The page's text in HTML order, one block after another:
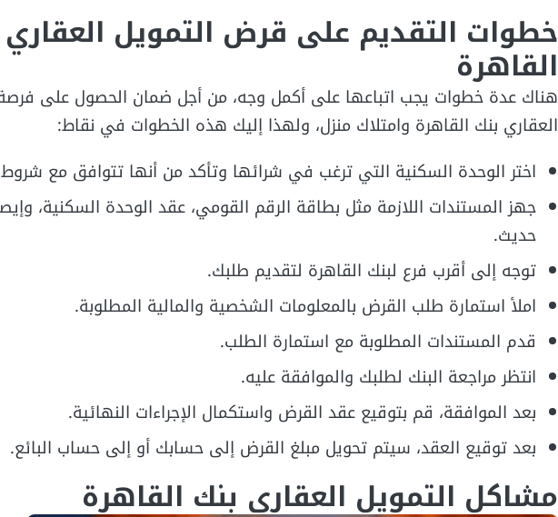
خطوات التقديم على قرض التمويل
القاهرة
هناك عدة خطوات يجب اتباعها على أكمل وجه، من أجل ضمان الحصول على
العقاري بنك القاهرة وامتلاك منزل، ولهذا إليك هذه الخطوات في نقاط:
اختر الوحدة السكنية التي ترغب في شرائها وتأكد من أنها تتوافق مع شروط
جهز المستندات اللازمة مثل بطاقة الرقم القومي، عقد الوحدة السكنية،
حديث.
توجه إلى أقرب فرع لبنك القاهرة لتقديم طلبك.
املأ استمارة طلب القرض بالمعلومات الشخصية والمالية المطلوبة.
قدم المستندات المطلوبة مع استمارة الطلب.
انتظر مراجعة البنك لطلبك والموافقة عليه.
بعد الموافقة، قم بتوقيع عقد القرض واستكمال الإجراءات النهائية.
بعد توقيع العقد، سيتم تحويل مبلغ القرض إلى حسابك أو إلى حساب البائع.
مشاكل التمويل العقاري بنك القاهرة